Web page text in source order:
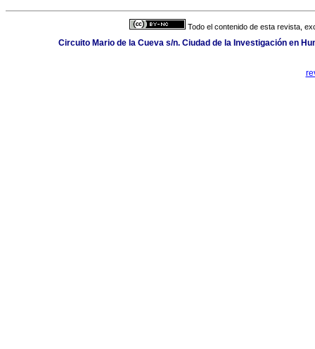
Todo el contenido de esta revista,
Circuito Mario de la Cueva s/n. Ciudad de la Investigación en